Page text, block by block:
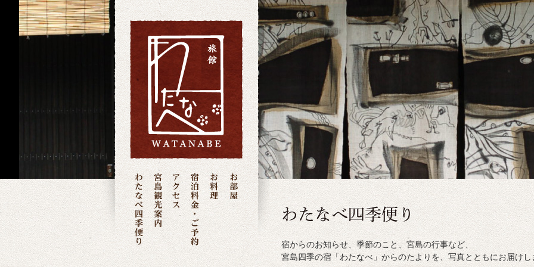
宿からのお知らせ、季節のこと、宮島の行事など、
宮島四季の宿「わたなべ」からのたよりを、写真とともにお届けし